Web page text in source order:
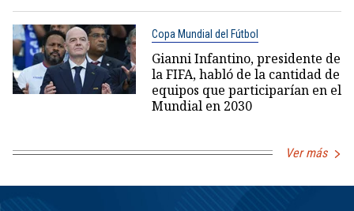
Copa Mundial del Fútbol
Gianni Infantino, presidente de
la FIFA, habló de la cantidad de
equipos que participarían en el
Mundial en 2030
Ver más